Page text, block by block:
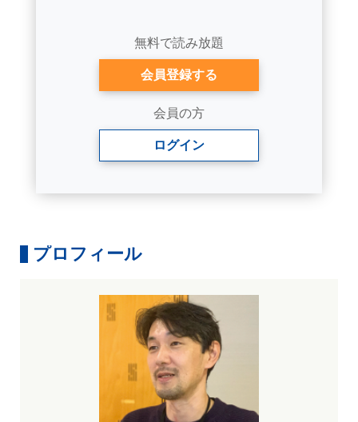
無料で読み放題
会員登録する
会員の方
ログイン
プロフィール